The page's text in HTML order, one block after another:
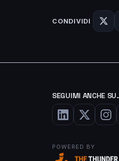
CONDIVIDI
SEGUIMI ANCHE
POWERED BY